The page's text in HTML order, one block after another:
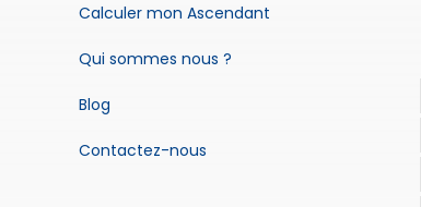
Calculer mon Ascendant
Qui sommes nous ?
Blog
Contactez-nous